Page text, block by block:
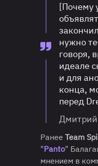
[Почему
нужно
говоря,
идеале
и для
конца,
перед
Ранее Team
"Panto"
мнением в